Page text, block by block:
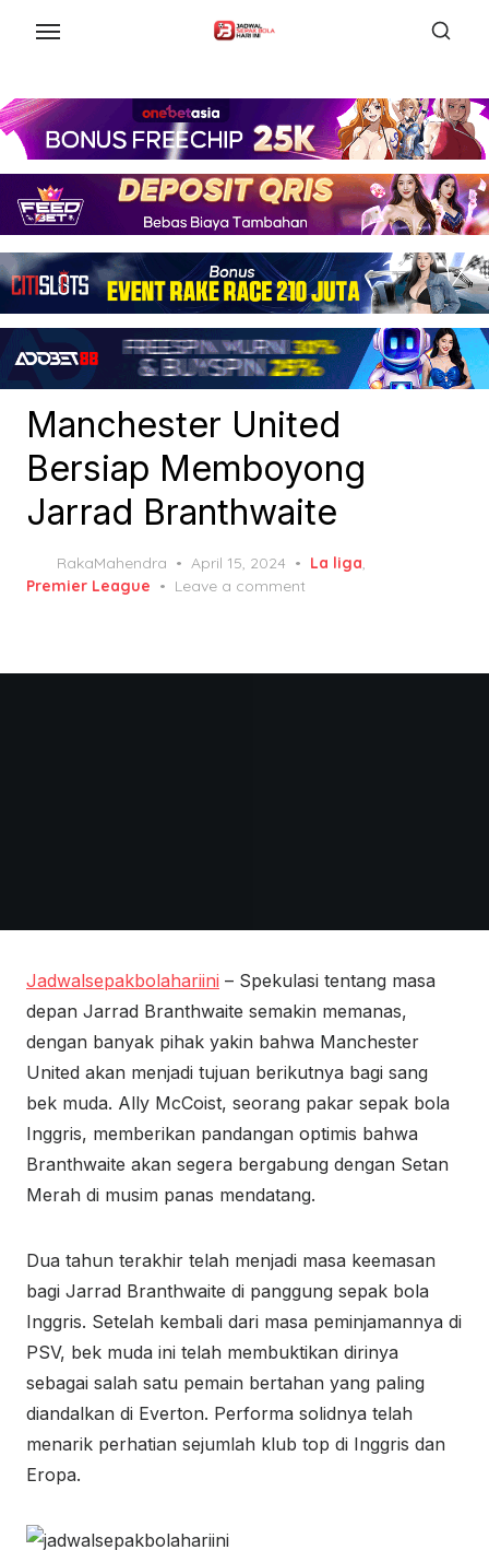
content
Manchester United
Bersiap Memboyong
Jarrad Branthwaite
RakaMahendra
Posted
on
April 15, 2024 La liga,
Premier League
Leave a comment
Jadwalsepakbolahariini – Spekulasi tentang masa
depan Jarrad Branthwaite semakin memanas,
dengan banyak pihak yakin bahwa Manchester
United akan menjadi tujuan berikutnya bagi sang
bek muda. Ally McCoist, seorang pakar sepak bola
Inggris, memberikan pandangan optimis bahwa
Branthwaite akan segera bergabung dengan Setan
Merah di musim panas mendatang.
Dua tahun terakhir telah menjadi masa keemasan
bagi Jarrad Branthwaite di panggung sepak bola
Inggris. Setelah kembali dari masa peminjamannya di
PSV, bek muda ini telah membuktikan dirinya
sebagai salah satu pemain bertahan yang paling
diandalkan di Everton. Performa solidnya telah
menarik perhatian sejumlah klub top di Inggris dan
Eropa.